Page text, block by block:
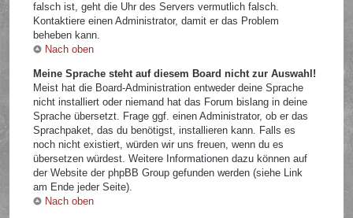
falsch ist, geht die Uhr des Servers vermutlich falsch.
Kontaktiere einen Administrator, damit er das Problem
beheben kann.
Nach oben
Meine Sprache steht auf diesem Board nicht zur Auswahl!
Meist hat die Board-Administration entweder deine Sprache
nicht installiert oder niemand hat das Forum bislang in deine
Sprache übersetzt. Frage ggf. einen Administrator, ob er das
Sprachpaket, das du benötigst, installieren kann. Falls es
noch nicht existiert, würden wir uns freuen, wenn du es
übersetzen würdest. Weitere Informationen dazu können auf
der Website der phpBB Group gefunden werden (siehe Link
am Ende jeder Seite).
Nach oben